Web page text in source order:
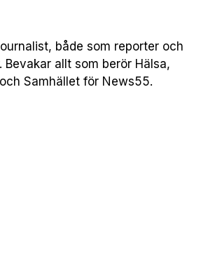
både som reporter och
Bevakar allt som berör Hälsa,
Samhället för News55.